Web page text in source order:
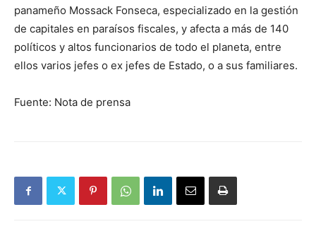
panameño Mossack Fonseca, especializado en la gestión
de capitales en paraísos fiscales, y afecta a más de 140
políticos y altos funcionarios de todo el planeta, entre
ellos varios jefes o ex jefes de Estado, o a sus familiares.
Fuente: Nota de prensa